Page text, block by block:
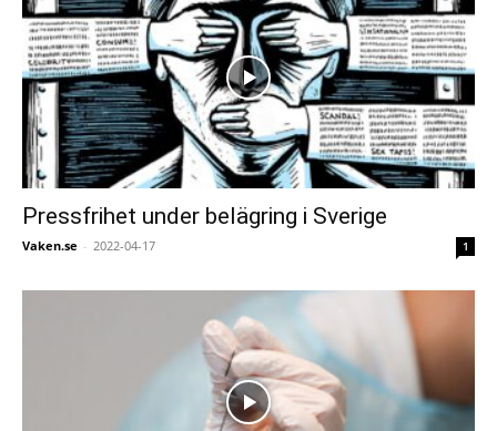
Pressfrihet under belägring i Sverige
Vaken.se - 2022-04-17 1